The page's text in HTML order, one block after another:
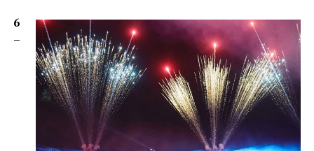
6
–